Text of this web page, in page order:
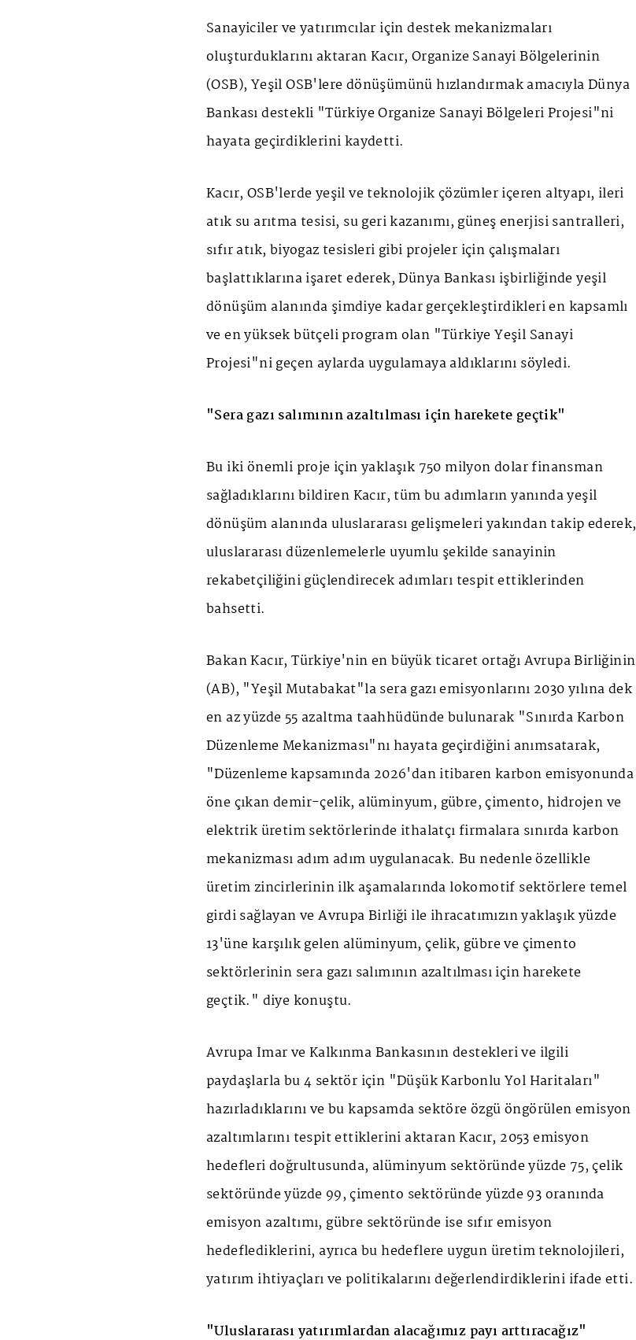
Sanayiciler ve yatırımcılar için destek mekanizmaları
oluşturduklarını aktaran Kacır, Organize Sanayi Bölgelerinin
(OSB), Yeşil OSB'lere dönüşümünü hızlandırmak amacıyla Dünya
Bankası destekli "Türkiye Organize Sanayi Bölgeleri Projesi"ni
hayata geçirdiklerini kaydetti.
Kacır, OSB'lerde yeşil ve teknolojik çözümler içeren altyapı, ileri
atık su arıtma tesisi, su geri kazanımı, güneş enerjisi santralleri,
sıfır atık, biyogaz tesisleri gibi projeler için çalışmaları
başlattıklarına işaret ederek, Dünya Bankası işbirliğinde yeşil
dönüşüm alanında şimdiye kadar gerçekleştirdikleri en kapsamlı
ve en yüksek bütçeli program olan "Türkiye Yeşil Sanayi
Projesi"ni geçen aylarda uygulamaya aldıklarını söyledi.
"Sera gazı salımının azaltılması için harekete geçtik"
Bu iki önemli proje için yaklaşık 750 milyon dolar finansman
sağladıklarını bildiren Kacır, tüm bu adımların yanında yeşil
dönüşüm alanında uluslararası gelişmeleri yakından takip ederek,
uluslararası düzenlemelerle uyumlu şekilde sanayinin
rekabetçiliğini güçlendirecek adımları tespit ettiklerinden
bahsetti.
Bakan Kacır, Türkiye'nin en büyük ticaret ortağı Avrupa Birliğinin
(AB), "Yeşil Mutabakat"la sera gazı emisyonlarını 2030 yılına dek
en az yüzde 55 azaltma taahhüdünde bulunarak "Sınırda Karbon
Düzenleme Mekanizması"nı hayata geçirdiğini anımsatarak,
"Düzenleme kapsamında 2026'dan itibaren karbon emisyonunda
öne çıkan demir-çelik, alüminyum, gübre, çimento, hidrojen ve
elektrik üretim sektörlerinde ithalatçı firmalara sınırda karbon
mekanizması adım adım uygulanacak. Bu nedenle özellikle
üretim zincirlerinin ilk aşamalarında lokomotif sektörlere temel
girdi sağlayan ve Avrupa Birliği ile ihracatımızın yaklaşık yüzde
13'üne karşılık gelen alüminyum, çelik, gübre ve çimento
sektörlerinin sera gazı salımının azaltılması için harekete
geçtik." diye konuştu.
Avrupa İmar ve Kalkınma Bankasının destekleri ve ilgili
paydaşlarla bu 4 sektör için "Düşük Karbonlu Yol Haritaları"
hazırladıklarını ve bu kapsamda sektöre özgü öngörülen emisyon
azaltımlarını tespit ettiklerini aktaran Kacır, 2053 emisyon
hedefleri doğrultusunda, alüminyum sektöründe yüzde 75, çelik
sektöründe yüzde 99, çimento sektöründe yüzde 93 oranında
emisyon azaltımı, gübre sektöründe ise sıfır emisyon
hedeflediklerini, ayrıca bu hedeflere uygun üretim teknolojileri,
yatırım ihtiyaçları ve politikalarını değerlendirdiklerini ifade etti.
"Uluslararası yatırımlardan alacağımız payı arttıracağız"